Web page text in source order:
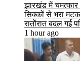
झारखंड में चमत्कार
सिक्कों से भरा
रातोंरात बदल गई
1 hour ago